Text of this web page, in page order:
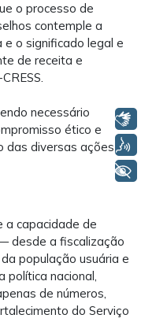
o processo de
contemple a
o significado legal e
de receita e
necessário
ético e
das diversas ações
a capacidade de
desde a fiscalização
população usuária e
política nacional,
de números,
do Serviço
Libras
Voz